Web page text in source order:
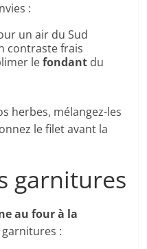
:
un air du Sud
contraste frais
lefondant du
herbes, mélangez-les
le filet avant la
garnitures
au four à la
: